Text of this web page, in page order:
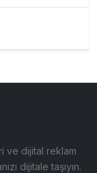
ve dijital reklam
dijitale taşıyın.